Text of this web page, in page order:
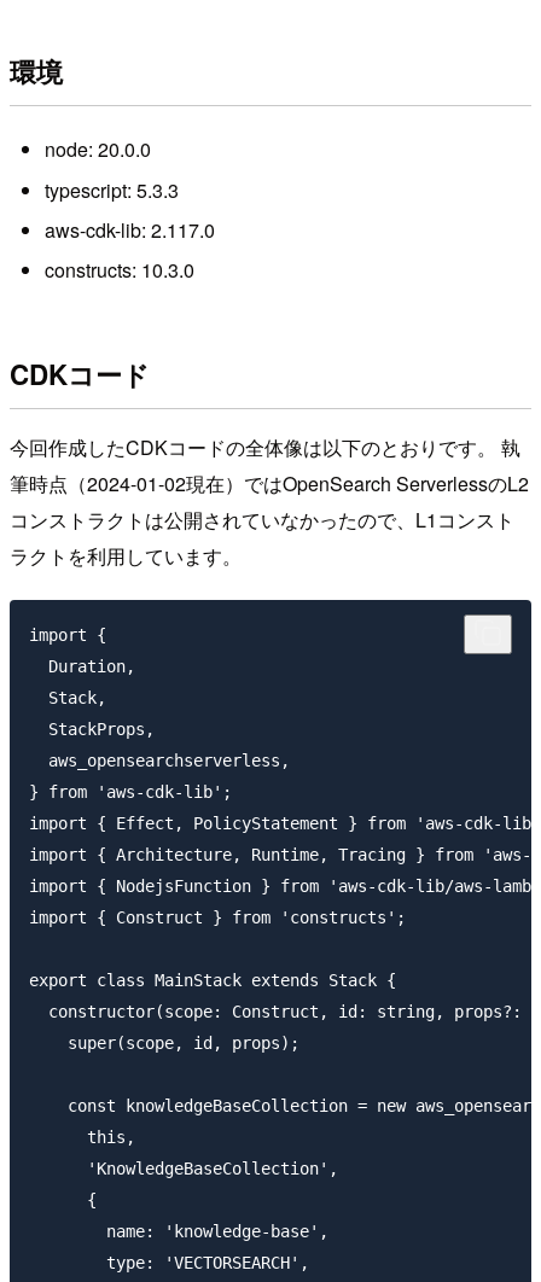
環境
node: 20.0.0
typescript: 5.3.3
aws-cdk-lib: 2.117.0
constructs: 10.3.0
CDKコード
今回作成したCDKコードの全体像は以下のとおりです。 執
筆時点（2024-01-02現在）ではOpenSearch ServerlessのL2
コンストラクトは公開されていなかったので、L1コンスト
ラクトを利用しています。
import {
  Duration,
  Stack,
  StackProps,
  aws_opensearchserverless,
} from 'aws-cdk-lib';
import { Effect, PolicyStatement } from 'aws-cdk-lib/
import { Architecture, Runtime, Tracing } from 'aws-
import { NodejsFunction } from 'aws-cdk-lib/aws-
import { Construct } from 'constructs';
export class MainStack extends Stack {
constructor(scope: Construct, id: string, props?:
    super(scope, id, props);
const knowledgeBaseCollection = new
      this,
      'KnowledgeBaseCollection',
      {
        name: 'knowledge-base',
        type: 'VECTORSEARCH',